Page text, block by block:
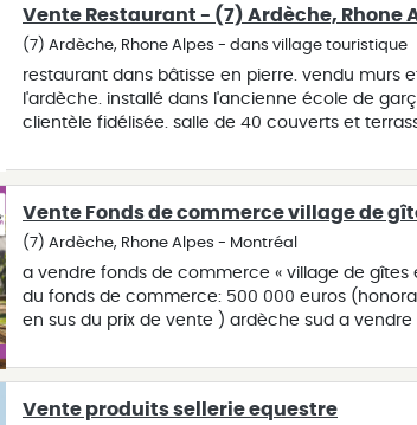
incluant le salaire du dirigent uniquement)
et nous vous proposons des partenaires pour
nos différentes affaires. 15000€
Vente Restaurant - (7) Ardèche, Rhone
(7) Ardèche, Rhone Alpes - dans village touristique
restaurant dans bâtisse en pierre. vendu murs
l'ardèche. installé dans l'ancienne école de
clientèle fidélisée. salle de 40 couverts et
absolument !
Vente Fonds de commerce village de
(7) Ardèche, Rhone Alpes - Montréal
a vendre fonds de commerce « village de gîtes
du fonds de commerce: 500 000 euros
en sus du prix de vente ) ardèche sud a
hébergements (13 gîtes en dur + 9 chalets
réunion, nombreuses installations de loisirs
Vente produits sellerie equestre